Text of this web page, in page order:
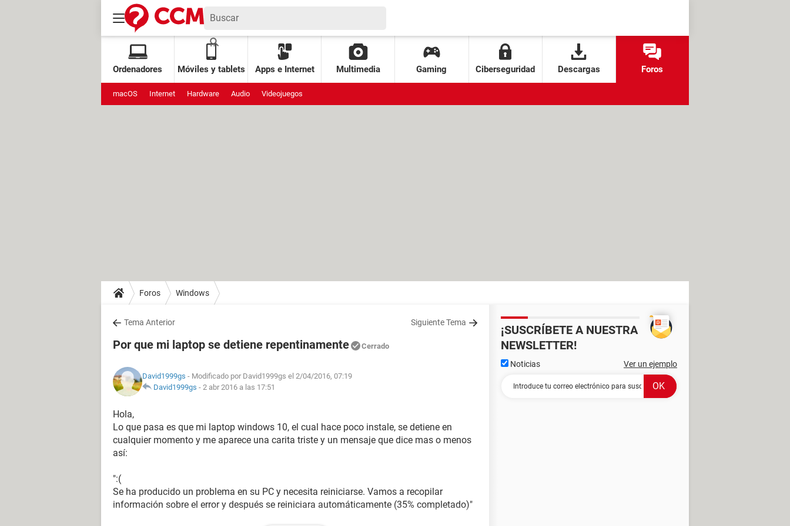
Ordenadores Móviles y tablets Apps e Internet Multimedia Gaming Ciberseguridad Descargas Foros
macOS Internet Hardware Audio Videojuegos
Foros Windows
Tema Anterior Siguiente Tema
Por que mi laptop se detiene repentinamente Cerrado
David1999gs - Modificado por David1999gs el 2/04/2016, 07:19
David1999gs - 2 abr 2016 a las 17:51
Hola,
Lo que pasa es que mi laptop windows 10, el cual hace poco instale, se detiene en
cualquier momento y me aparece una carita triste y un mensaje que dice mas o menos
así:
":(
Se ha producido un problema en su PC y necesita reiniciarse. Vamos a recopilar
información sobre el error y después se reiniciara automáticamente (35% completado)"
¡SUSCRÍBETE A NUESTRA
NEWSLETTER!
Noticias Ver un ejemplo